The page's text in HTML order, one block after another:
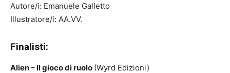
Autore/i: Emanuele Galletto
Illustratore/i: AA.VV.
Finalisti:
Alien – Il gioco di ruolo (Wyrd Edizioni)